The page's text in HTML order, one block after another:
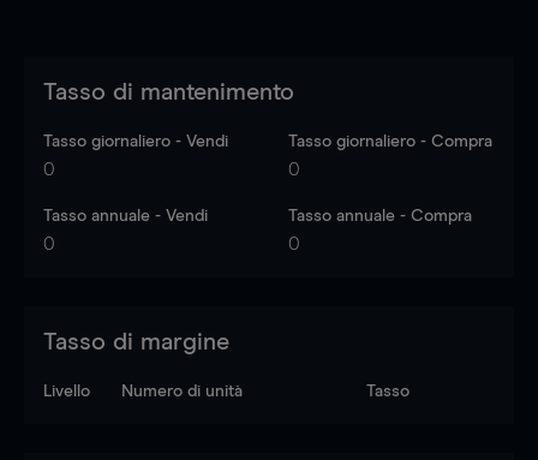
Tasso di mantenimento
Tasso giornaliero - Vendi
0
Tasso giornaliero - Compra
0
Tasso annuale - Vendi
0
Tasso annuale - Compra
0
Tasso di margine
Livello Numero di unità Tasso